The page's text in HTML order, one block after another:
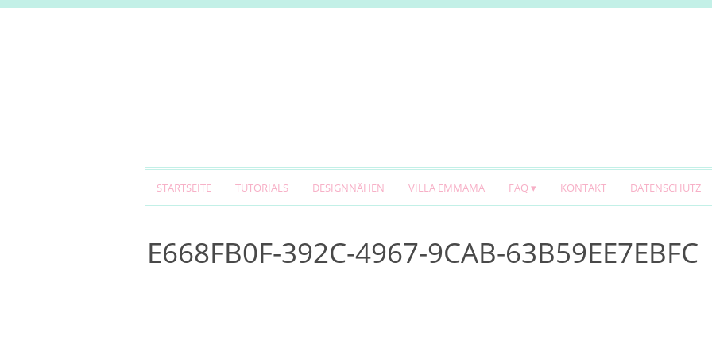
STARTSEITE TUTORIALS DESIGNNÄHEN VILLA EMMAMA FAQ KONTAKT DATENSCHUTZ
E668FB0F-392C-4967-9CAB-63B59EE7EBFC